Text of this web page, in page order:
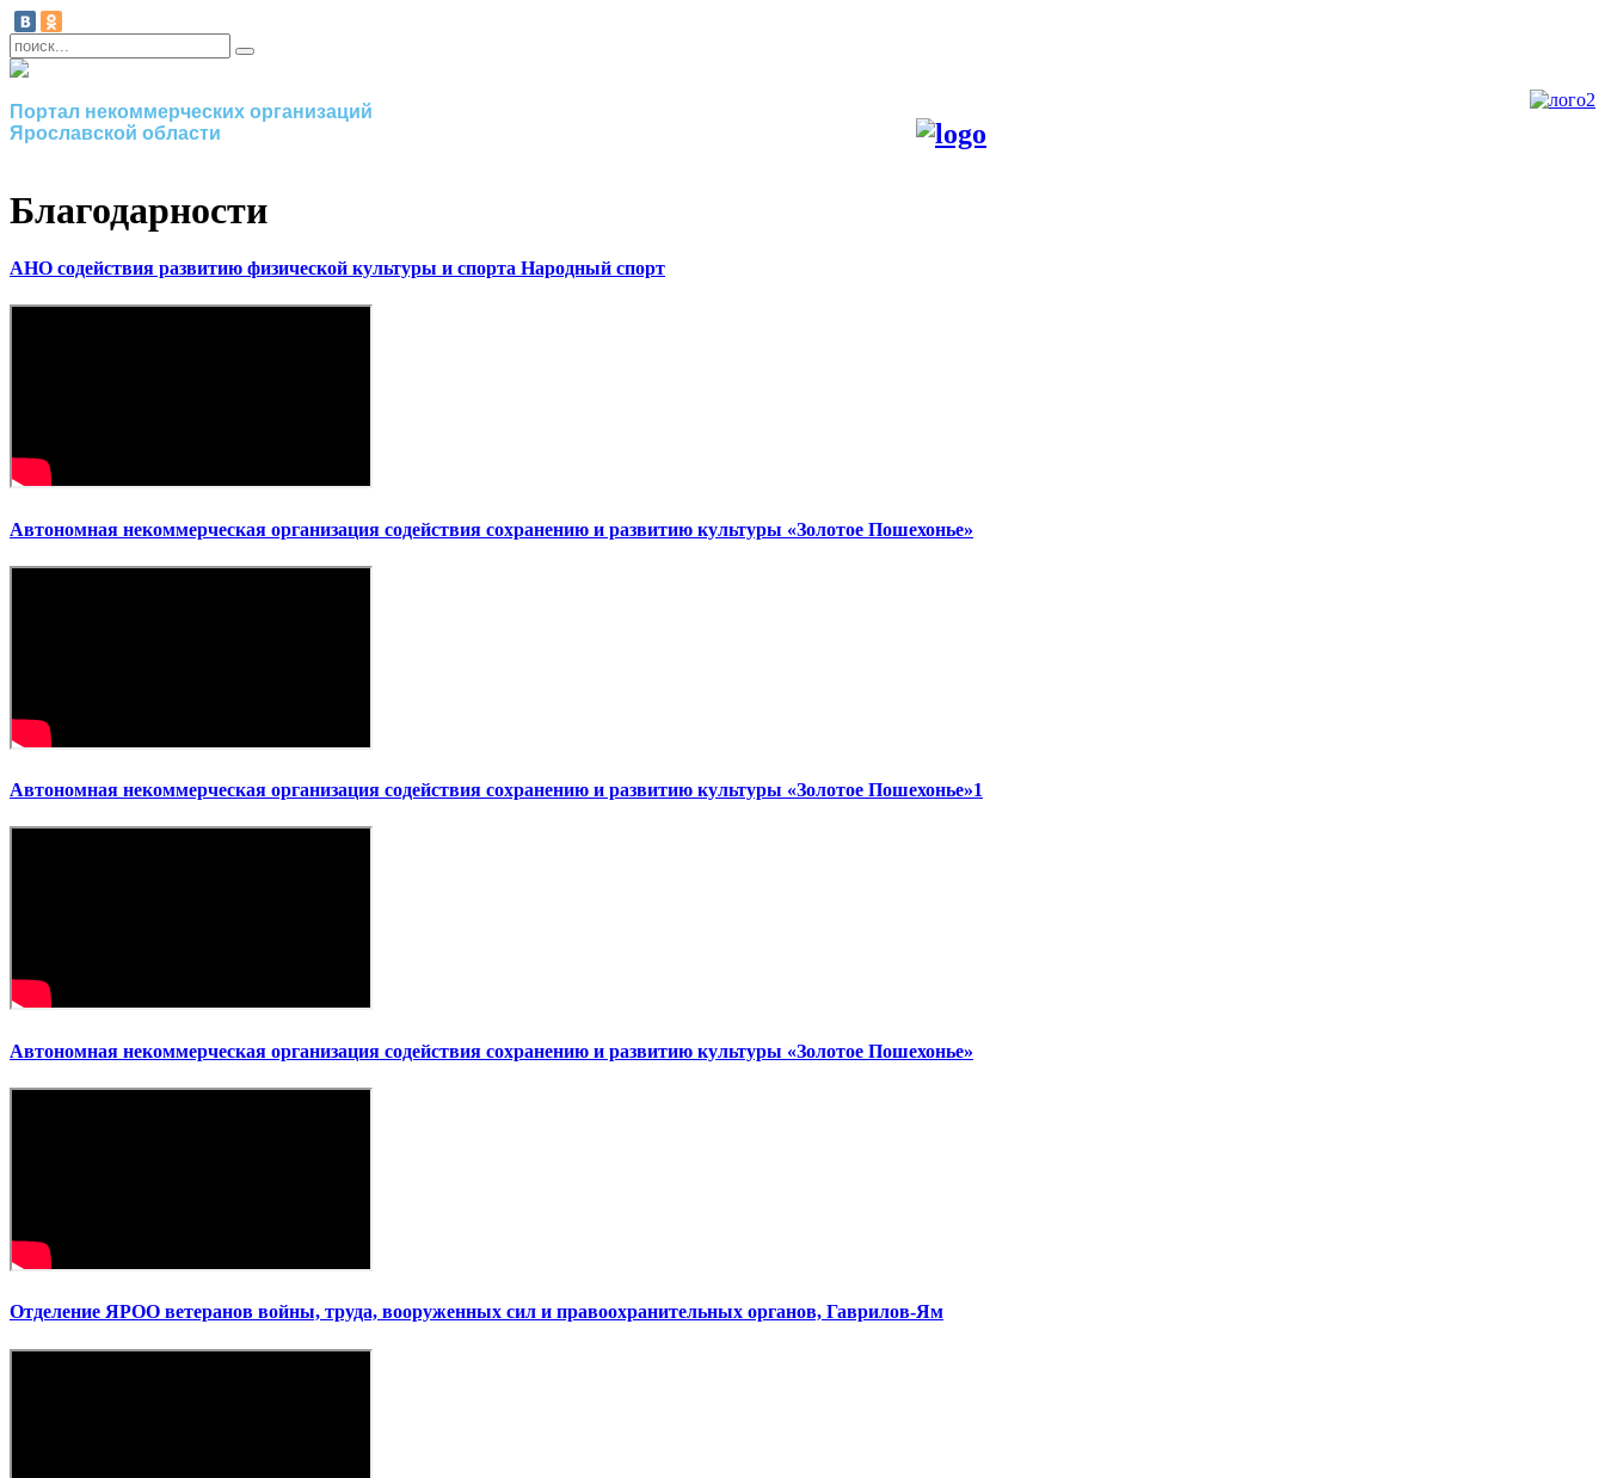
Портал некоммерческих организаций
Ярославской области
Благодарности
АНО содействия развитию физической культуры и спорта Народный спорт
Автономная некоммерческая организация содействия сохранению и развитию культуры «Золотое Пошехонье»
Автономная некоммерческая организация содействия сохранению и развитию культуры «Золотое Пошехонье»1
Автономная некоммерческая организация содействия сохранению и развитию культуры «Золотое Пошехонье»
Отделение ЯРОО ветеранов войны, труда, вооруженных сил и правоохранительных органов, Гаврилов-Ям